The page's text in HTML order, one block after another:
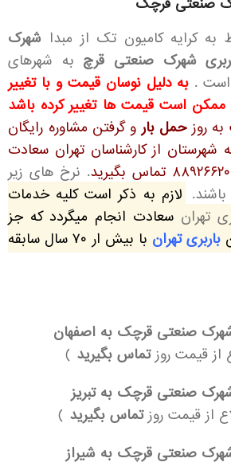
بهکرایه کامیون تک از مبدا شهرک
شهرک صنعتی قرچ به شهرهای
است . به دلیل نوسان قیمت و با تغییر
ممکن است قیمت ها تغییر کرده باشد
روز حمل بار و گرفتن مشاوره رایگان
شهرستان از کارشناسان تهران سعادت
. نرخ های زیر
لازم به ذکر است کلیه خدمات
تهران سعادت انجام میگردد که جز
باربری تهران
با بیش ار ۷۰ سال سابقه
شهرک صنعتی قرچک به اصفهان
تماس بگیرید )
صنعتی قرچک به تبریز
تماس بگیرید )
صنعتی قرچک به شیراز